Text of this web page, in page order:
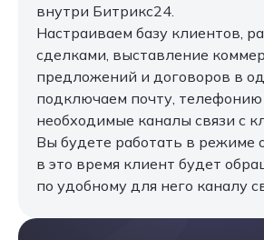
внутри Битрикс24.
Настраиваем базу клиентов,
сделками, выставление
предложений и договоров в
подключаем почту, телефонию
необходимые каналы связи с
Вы будете работать в режиме
в это время клиент будет
по удобному для него каналу